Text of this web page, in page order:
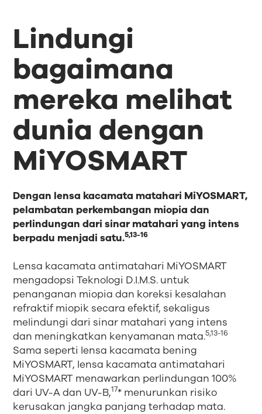
Lindungi
bagaimana
mereka melihat
dunia dengan
MiYOSMART
Dengan lensa kacamata matahari MiYOSMART,
pelambatan perkembangan miopia dan
perlindungan dari sinar matahari yang intens
berpadu menjadi satu.5,13-16
Lensa kacamata antimatahari MiYOSMART
mengadopsi Teknologi D.I.M.S. untuk
penanganan miopia dan koreksi kesalahan
refraktif miopik secara efektif, sekaligus
melindungi dari sinar matahari yang intens
dan meningkatkan kenyamanan mata.5,13-16
Sama seperti lensa kacamata bening
MiYOSMART, lensa kacamata antimatahari
MiYOSMART menawarkan perlindungan 100%
dari UV-A dan UV-B,17* menurunkan risiko
kerusakan jangka panjang terhadap mata.